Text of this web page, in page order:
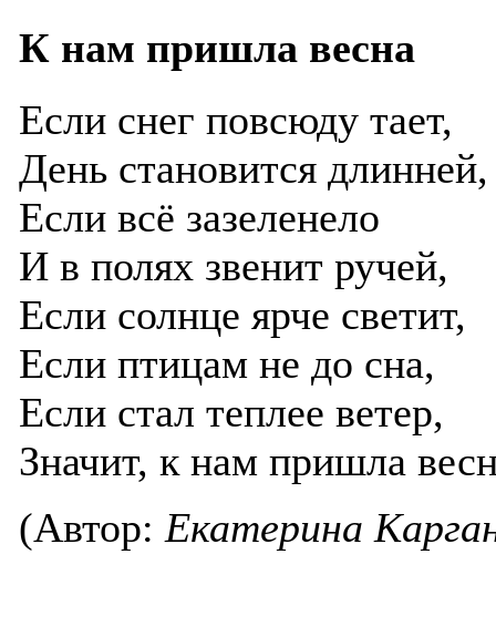
К нам пришла весна
Если снег повсюду тает,
День становится длинней,
Если всё зазеленело
И в полях звенит ручей,
Если солнце ярче светит,
Если птицам не до сна,
Если стал теплее ветер,
Значит, к нам пришла
(Автор: Екатерина